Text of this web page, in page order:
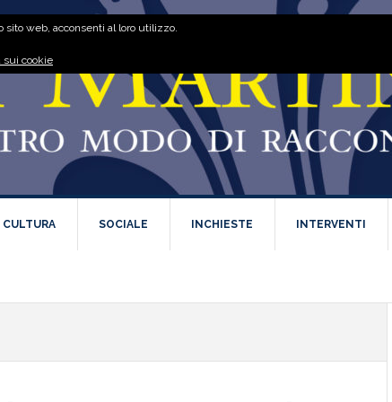
CULTURA SOCIALE INCHIESTE INTERVENTI
web, acconsenti al loro utilizzo.
sui cookie